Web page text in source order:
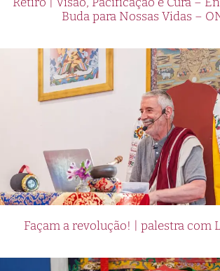
Buda para Nossas Vidas –
Façam a revolução! | palestra com